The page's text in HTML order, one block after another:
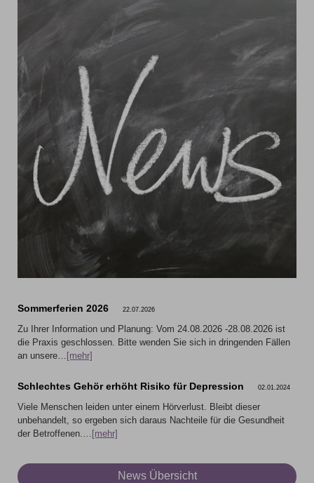
Sommerferien 2026 22.07.2026
Zu Ihrer Information und Planung: Vom 24.08.2026 -28.08.2026 ist
die Praxis geschlossen. Bitte wenden Sie sich in dringenden Fällen
an unsere…
[mehr]
Schlechtes Gehör erhöht Risiko für Depression 02.01.2024
Viele Menschen leiden unter einem Hörverlust. Bleibt dieser
unbehandelt, so ergeben sich daraus Nachteile für die Gesundheit
der Betroffenen.… [mehr]
News Übersicht